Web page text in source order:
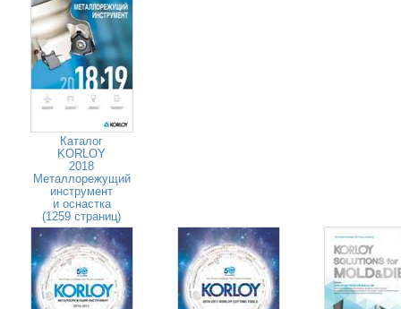
Каталог
KORLOY
2018
Металлорежущий
инструмент
и оснастка
(1259 страниц)